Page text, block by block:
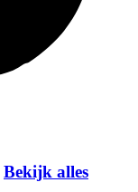
Bekijk alles